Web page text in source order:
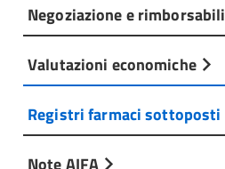
Negoziazione e
Valutazioni economiche
Registri farmaci
Note AIFA